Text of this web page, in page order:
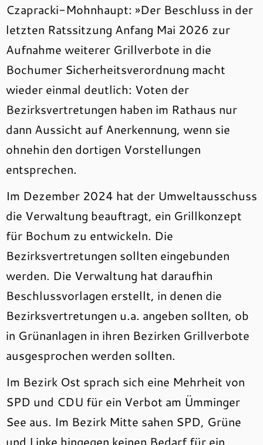
Czapracki-Mohnhaupt: »Der Beschluss in der
letzten Ratssitzung Anfang Mai 2026 zur
Aufnahme weiterer Grillverbote in die
Bochumer Sicherheitsverordnung macht
wieder einmal deutlich: Voten der
Bezirksvertretungen haben im Rathaus nur
dann Aussicht auf Anerkennung, wenn sie
ohnehin den dortigen Vorstellungen
entsprechen.
Im Dezember 2024 hat der Umweltausschuss
die Verwaltung beauftragt, ein Grillkonzept
für Bochum zu entwickeln. Die
Bezirksvertretungen sollten eingebunden
werden. Die Verwaltung hat daraufhin
Beschlussvorlagen erstellt, in denen die
Bezirksvertretungen u.a. angeben sollten, ob
in Grünanlagen in ihren Bezirken Grillverbote
ausgesprochen werden sollten.
Im Bezirk Ost sprach sich eine Mehrheit von
SPD und CDU für ein Verbot am Ümminger
See aus. Im Bezirk Mitte sahen SPD, Grüne
und Linke hingegen keinen Bedarf für ein